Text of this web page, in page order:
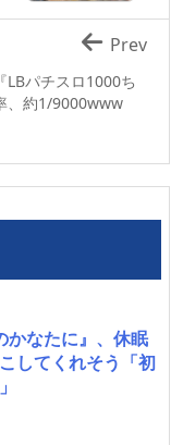
LBパチスロ1000ち
、約1/9000www
Prev
かなたに』、休眠
してくれそう「初